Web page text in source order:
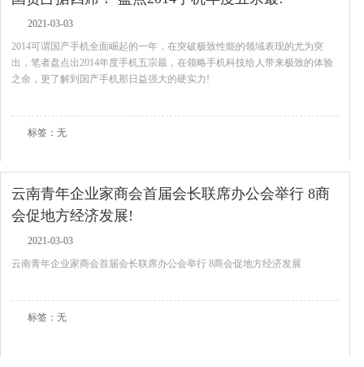
2021-03-03
2014可谓国产手机全面崛起的一年，在突破极致性能的领域表现的尤为突
出，笔者盘点出2014年度手机五宗最，在领略手机科技给人带来极致的体验
之余，更了解到国产手机那日益强大的硬实力!
标签：无
云南青年企业家商会首届会长联席办公会举行 8商
会促地方经济发展!
2021-03-03
云南青年企业家商会首届会长联席办公会举行 8商会促地方经济发展
标签：无